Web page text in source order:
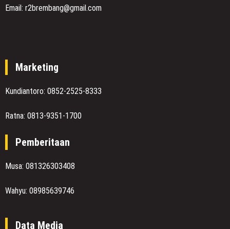
Email: r2brembang@gmail.com
Marketing
Kundiantoro: 0852-2525-8333
Ratna: 0813-9351-1700
Pemberitaan
Musa: 081326303408
Wahyu: 08985639746
Data Media